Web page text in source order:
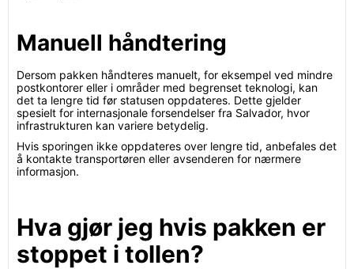
Manuell håndtering
Dersom pakken håndteres manuelt, for eksempel ved mindre
postkontorer eller i områder med begrenset teknologi, kan
det ta lengre tid før statusen oppdateres. Dette gjelder
spesielt for internasjonale forsendelser fra Salvador, hvor
infrastrukturen kan variere betydelig.
Hvis sporingen ikke oppdateres over lengre tid, anbefales det
å kontakte transportøren eller avsenderen for nærmere
informasjon.
Hva gjør jeg hvis pakken er
stoppet i tollen?